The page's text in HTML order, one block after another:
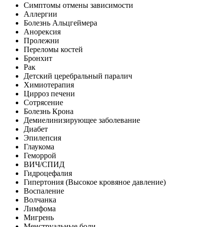
Симптомы отмены зависимости
Аллергии
Болезнь Альцгеймера
Анорексия
Пролежни
Переломы костей
Бронхит
Рак
Детский церебральный паралич
Химиотерапия
Цирроз печени
Сотрясение
Болезнь Крона
Демиелинизирующее заболевание
Диабет
Эпилепсия
Глаукома
Геморрой
ВИЧ/СПИД
Гидроцефалия
Гипертония (Высокое кровяное давление)
Воспаление
Волчанка
Лимфома
Мигрень